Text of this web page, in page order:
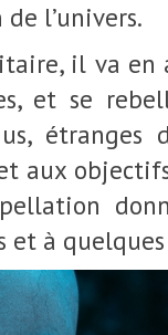
l’univers.
il va en
et se
étranges
aux
à